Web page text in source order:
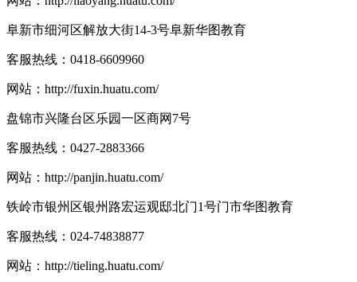
阜新市细河区解放大街14-3号阜新华图教育
客服热线： 0418-6609960
网站： http://fuxin.huatu.com/
盘锦市兴隆台区乐园一区商网7号
客服热线： 0427-2883366
网站： http://panjin.huatu.com/
铁岭市银州区银州路宏运观邸北门1号门市华图教育
客服热线： 024-74838877
网站： http://tieling.huatu.com/